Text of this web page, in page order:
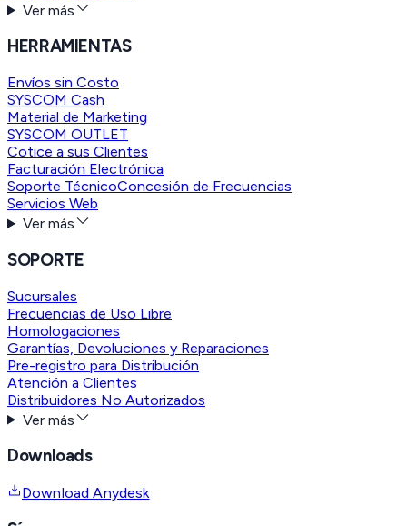
Ver más
HERRAMIENTAS
Envíos sin Costo
SYSCOM Cash
Material de Marketing
SYSCOM OUTLET
Cotice a sus Clientes
Facturación Electrónica
Soporte TécnicoConcesión de Frecuencias
Servicios Web
Ver más
SOPORTE
Sucursales
Frecuencias de Uso Libre
Homologaciones
Garantías, Devoluciones y Reparaciones
Pre-registro para Distribución
Atención a Clientes
Distribuidores No Autorizados
Ver más
Downloads
Download Anydesk